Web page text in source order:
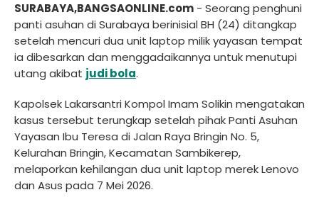
SURABAYA,BANGSAONLINE.com - Seorang penghuni
panti asuhan di Surabaya berinisial BH (24) ditangkap
setelah mencuri dua unit laptop milik yayasan tempat
ia dibesarkan dan menggadaikannya untuk menutupi
utang akibat judi bola.
Kapolsek Lakarsantri Kompol Imam Solikin mengatakan
kasus tersebut terungkap setelah pihak Panti Asuhan
Yayasan Ibu Teresa di Jalan Raya Bringin No. 5,
Kelurahan Bringin, Kecamatan Sambikerep,
melaporkan kehilangan dua unit laptop merek Lenovo
dan Asus pada 7 Mei 2026.